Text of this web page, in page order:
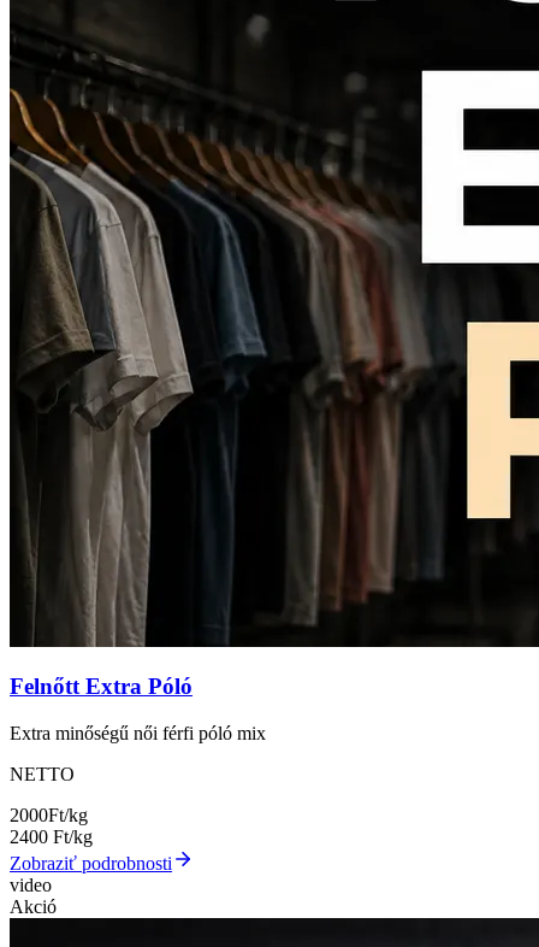
Felnőtt Extra Póló
Extra minőségű női férfi póló mix
NETTO
2000Ft/kg
2400 Ft/kg
Zobraziť podrobnosti
video
Akció